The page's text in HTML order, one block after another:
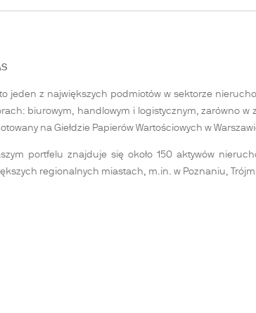
to jeden z największych podmiotów w sektorze
biurowym, handlowym i logistycznym, zarówno w
na Giełdzie Papierów Wartościowych w
portfelu znajduje się około 150 aktywów
regionalnych miastach, m.in. w Poznaniu,